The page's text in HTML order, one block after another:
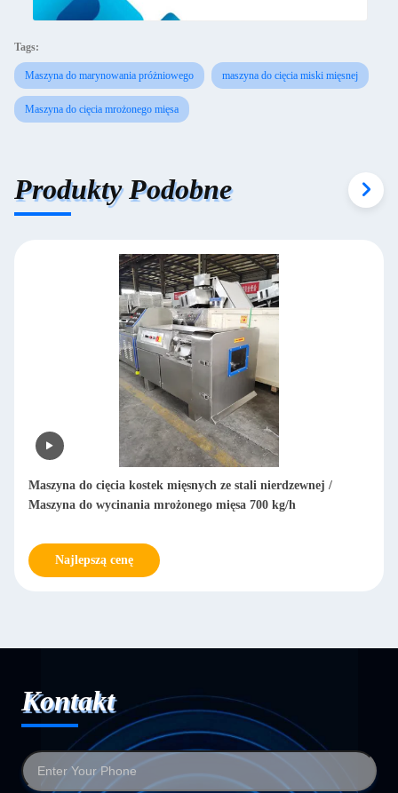
Tags:
Maszyna do marynowania próżniowego maszyna do cięcia miski mięsnej
Maszyna do cięcia mrożonego mięsa
Produkty Podobne
/
Komercyjna maszyna do rozcinania mrożonego
maszyna do rozcinania kostki mięsa 304 ze stali
Najlepszą cenę
Kontakt